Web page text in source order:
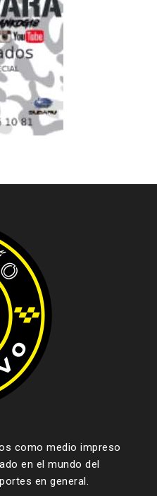
como medio impreso
en el mundo del
en general.